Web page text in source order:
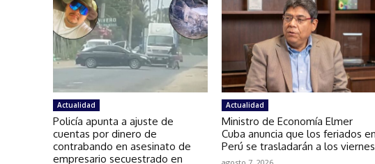
Actualidad
Policía apunta a ajuste de
cuentas por dinero de
contrabando en asesinato de
empresario secuestrado en
Actualidad
Ministro de Economía Elmer
Cuba anuncia que los feriados en
Perú se trasladarán a los viernes